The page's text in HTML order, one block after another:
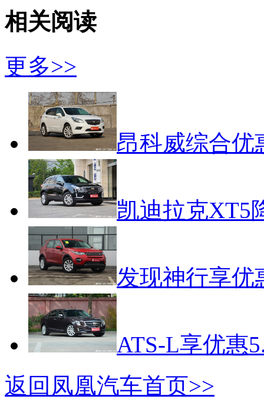
相关阅读
更多>>
昂科威综合优
凯迪拉克XT5
发现神行享优
ATS-L享优惠
返回凤凰汽车首页>>